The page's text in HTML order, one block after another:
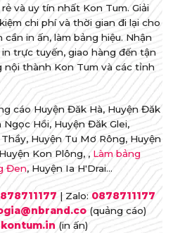
và uy tín nhất Kon Tum. Giải
chi phí và thời gian đi lại cho
cần in ấn, làm bảng hiệu. Nhận
trực tuyến, giao hàng đến tận
nội thành Kon Tum và các tỉnh
cáo Huyện Đăk Hà, Huyện Đăk
Ngọc Hồi, Huyện Đăk Glei,
Thầy, Huyện Tu Mơ Rông, Huyện
Kon Plông, ,Làm bảng
Đen, Huyện Ia H'Drai...
| Zalo: 0878711177
(quảng cáo)
(in ấn)